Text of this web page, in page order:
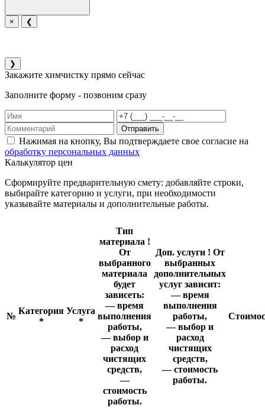
× ❮
❯
Закажите химчистку прямо сейчас
Заполните форму - позвоним сразу
Отправить
Нажимая на кнопку, Вы подтверждаете свое согласие на
обработку персональных данных
Калькулятор цен
Сформируйте предварительную смету: добавляйте строки,
выбирайте категорию и услуги, при необходимости
указывайте материалы и дополнительные работы.
№
Категория
*
Услуга
*
Тип
материала !
От
выбранного
материала
будет
зависеть:
— время
выполнения
работы,
— выбор и
расход
чистящих
средств,
—
стоимость
работы.
Доп. услуги ! От
выбранных
дополнительных
услуг зависит:
— время
выполнения
работы,
— выбор и
расход
чистящих
средств,
— стоимость
работы.